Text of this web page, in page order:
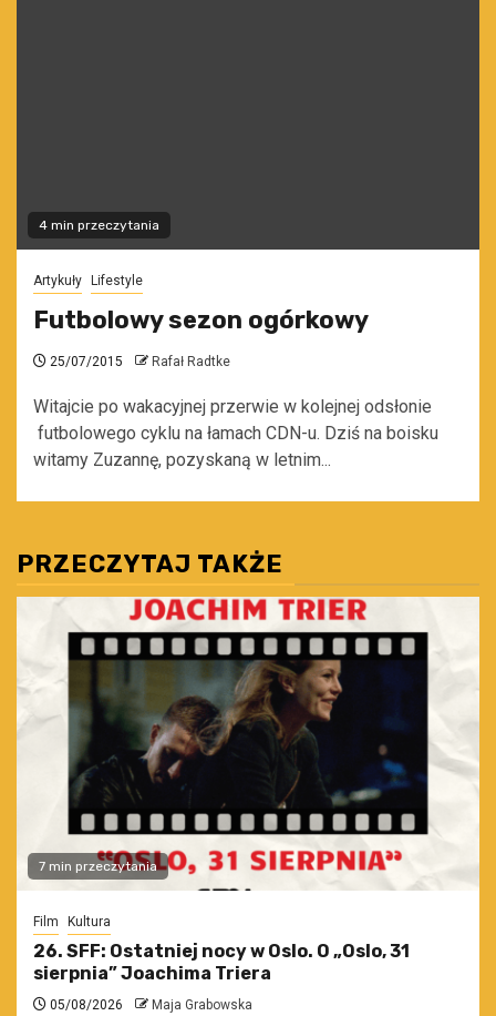
4 min przeczytania
Artykuły Lifestyle
Futbolowy sezon ogórkowy
25/07/2015 Rafał Radtke
Witajcie po wakacyjnej przerwie w kolejnej odsłonie
futbolowego cyklu na łamach CDN-u. Dziś na boisku
witamy Zuzannę, pozyskaną w letnim...
PRZECZYTAJ TAKŻE
7 min przeczytania
Film Kultura
26. SFF: Ostatniej nocy w Oslo. O „Oslo, 31
sierpnia” Joachima Triera
05/08/2026 Maja Grabowska